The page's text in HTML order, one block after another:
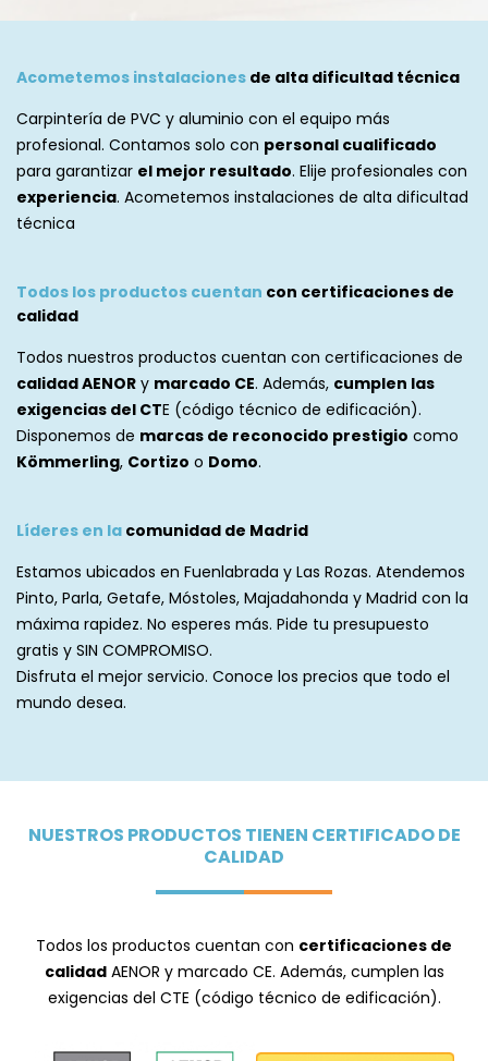
Acometemos instalaciones de alta dificultad técnica
Carpintería de PVC y aluminio con el equipo más
profesional. Contamos solo con personal cualificado
para garantizar el mejor resultado. Elije profesionales con
experiencia. Acometemos instalaciones de alta dificultad
técnica
Todos los productos cuentan con certificaciones de
calidad
Todos nuestros productos cuentan con certificaciones de
calidad AENOR y marcado CE. Además, cumplen las
exigencias del CTE (código técnico de edificación).
Disponemos de marcas de reconocido prestigio como
Kömmerling, Cortizo o Domo.
Líderes en la comunidad de Madrid
Estamos ubicados en Fuenlabrada y Las Rozas. Atendemos
Pinto, Parla, Getafe, Móstoles, Majadahonda y Madrid con la
máxima rapidez. No esperes más. Pide tu presupuesto
gratis y SIN COMPROMISO.
Disfruta el mejor servicio. Conoce los precios que todo el
mundo desea.
NUESTROS PRODUCTOS TIENEN CERTIFICADO DE
CALIDAD
Todos los productos cuentan con certificaciones de
calidadAENOR y marcado CE. Además, cumplen las
exigencias del CTE (código técnico de edificación).